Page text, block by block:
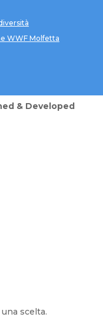
WWF Molfetta
& Developed
scelta.